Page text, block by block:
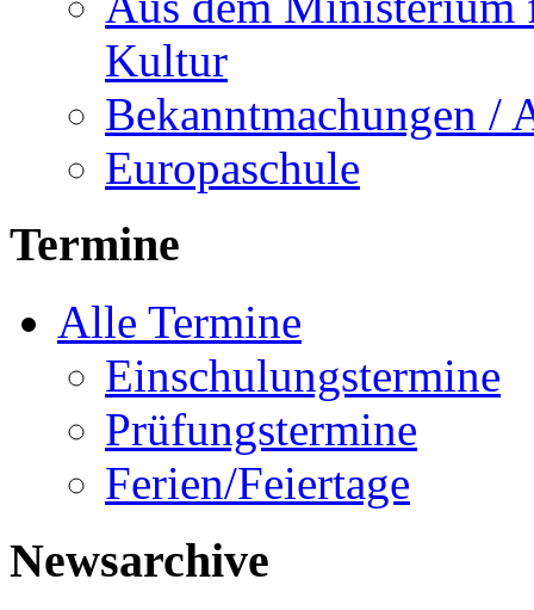
Kultur
Bekanntmachungen /
Europaschule
Termine
Alle Termine
Einschulungstermine
Prüfungstermine
Ferien/Feiertage
Newsarchive